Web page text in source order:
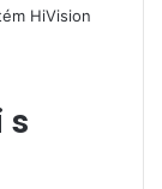
HiVision
s